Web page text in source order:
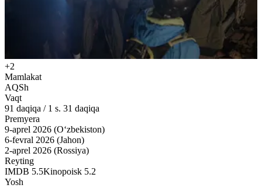
+2
Mamlakat
AQSh
Vaqt
91 daqiqa / 1 s. 31 daqiqa
Premyera
9-aprel 2026 (O‘zbekiston)
6-fevral 2026 (Jahon)
2-aprel 2026 (Rossiya)
Reyting
IMDB 5.5Kinopoisk 5.2
Yosh